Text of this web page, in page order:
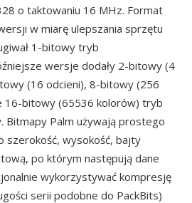
o taktowaniu 16 MHz. Format
w miarę ulepszania sprzętu
1-bitowy tryb
wersje dodały 2-bitowy (4
(16 odcieni), 8-bitowy (256
16-bitowy (65536 kolorów) tryb
Bitmapy Palm używają prostego
szerokość, wysokość, bajty
po którym następują dane
wykorzystywać kompresję
serii podobne do PackBits)